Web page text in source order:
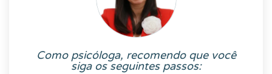
Como psicóloga, recomendo que você
siga os seguintes passos: